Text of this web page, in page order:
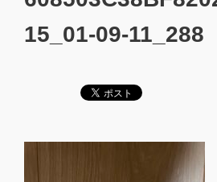
15_01-09-11_288